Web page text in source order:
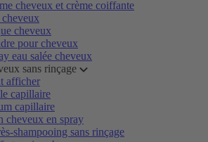
cheveux et crème coiffante
cheveux
pour cheveux
eau salée cheveux
sans rinçage
afficher
capillaire
capillaire
cheveux en spray
shampooing sans rinçage